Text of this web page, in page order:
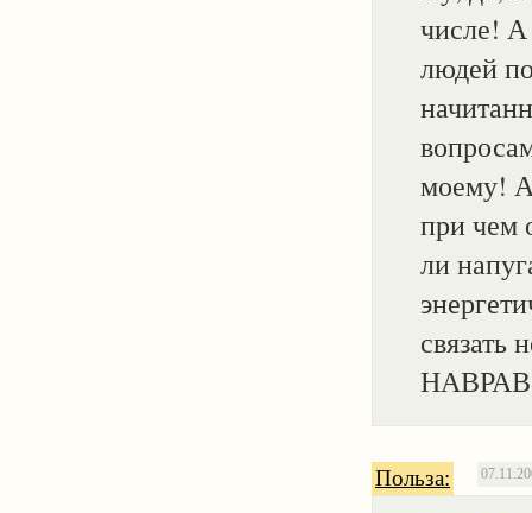
числе! А
людей
моему!
при чем
ли
связать
Польза: